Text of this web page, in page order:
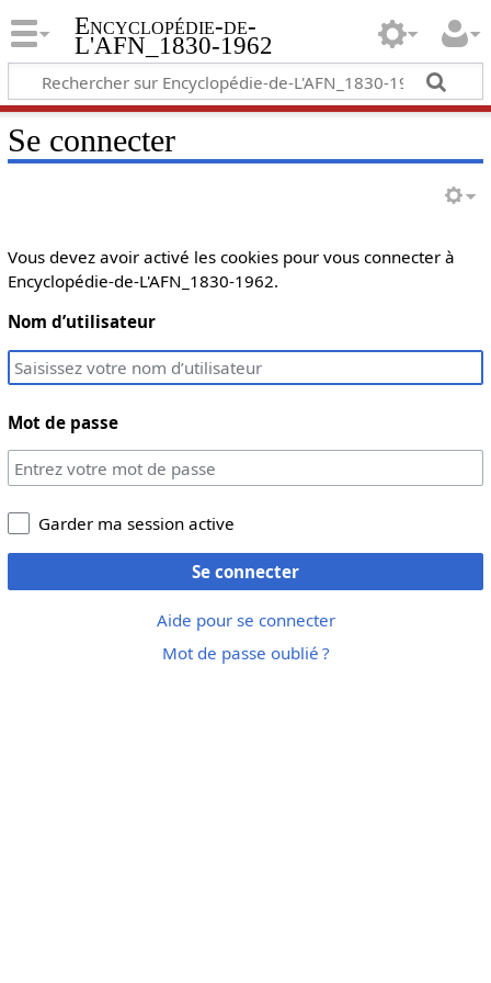
Encyclopédie-de-
L'AFN_1830-1962
Se connecter
Vous devez avoir activé les cookies pour vous connecter à
Encyclopédie-de-L'AFN_1830-1962.
Nom d’utilisateur
Mot de passe
Garder ma session active
Se connecter
Aide pour se connecter
Mot de passe oublié ?